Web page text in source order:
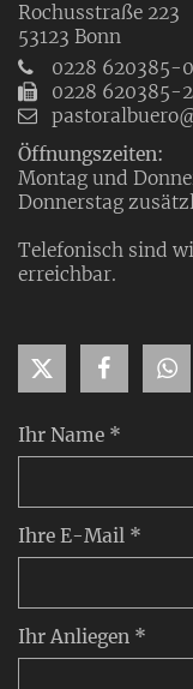
Ihr Name *
Ihre E-Mail *
Ihr Anliegen *
Rochusstraße 223
53123 Bonn
0228 620385-0
0228 620385-
Öffnungszeiten:
Montag und
Donnerstag
Telefonisch sind
erreichbar.